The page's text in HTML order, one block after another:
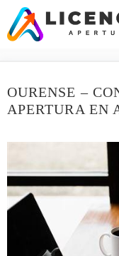
Saltar
contenido
OURENSE –
APERTURA EN